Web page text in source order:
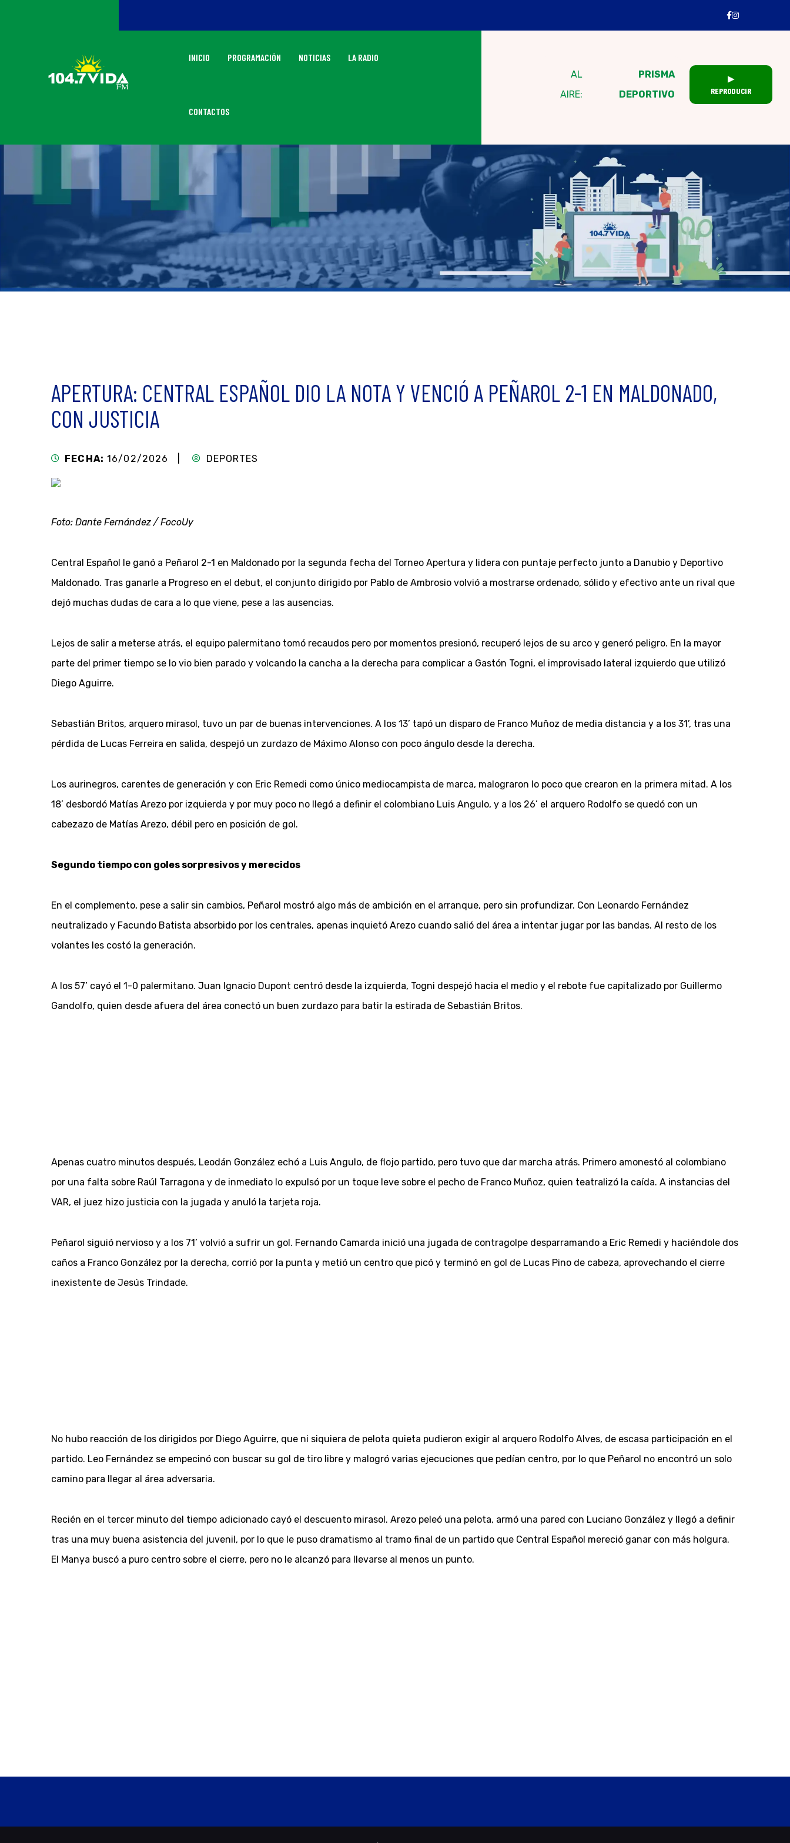
INICIO PROGRAMACIÓN NOTICIAS LA RADIO
CONTACTOS
AL
AIRE:
PRISMA
DEPORTIVO
▶
REPRODUCIR
APERTURA: CENTRAL ESPAÑOL DIO LA NOTA Y VENCIÓ A PEÑAROL 2-1 EN MALDONADO,
CON JUSTICIA
FECHA: 16/02/2026 | DEPORTES
Foto: Dante Fernández / FocoUy
Central Español le ganó a Peñarol 2-1 en Maldonado por la segunda fecha del Torneo Apertura y lidera con puntaje perfecto junto a Danubio y Deportivo
Maldonado. Tras ganarle a Progreso en el debut, el conjunto dirigido por Pablo de Ambrosio volvió a mostrarse ordenado, sólido y efectivo ante un rival que
dejó muchas dudas de cara a lo que viene, pese a las ausencias.
Lejos de salir a meterse atrás, el equipo palermitano tomó recaudos pero por momentos presionó, recuperó lejos de su arco y generó peligro. En la mayor
parte del primer tiempo se lo vio bien parado y volcando la cancha a la derecha para complicar a Gastón Togni, el improvisado lateral izquierdo que utilizó
Diego Aguirre.
Sebastián Britos, arquero mirasol, tuvo un par de buenas intervenciones. A los 13’ tapó un disparo de Franco Muñoz de media distancia y a los 31’, tras una
pérdida de Lucas Ferreira en salida, despejó un zurdazo de Máximo Alonso con poco ángulo desde la derecha.
Los aurinegros, carentes de generación y con Eric Remedi como único mediocampista de marca, malograron lo poco que crearon en la primera mitad. A los
18’ desbordó Matías Arezo por izquierda y por muy poco no llegó a definir el colombiano Luis Angulo, y a los 26’ el arquero Rodolfo se quedó con un
cabezazo de Matías Arezo, débil pero en posición de gol.
Segundo tiempo con goles sorpresivos y merecidos
En el complemento, pese a salir sin cambios, Peñarol mostró algo más de ambición en el arranque, pero sin profundizar. Con Leonardo Fernández
neutralizado y Facundo Batista absorbido por los centrales, apenas inquietó Arezo cuando salió del área a intentar jugar por las bandas. Al resto de los
volantes les costó la generación.
A los 57’ cayó el 1-0 palermitano. Juan Ignacio Dupont centró desde la izquierda, Togni despejó hacia el medio y el rebote fue capitalizado por Guillermo
Gandolfo, quien desde afuera del área conectó un buen zurdazo para batir la estirada de Sebastián Britos.
Apenas cuatro minutos después, Leodán González echó a Luis Angulo, de flojo partido, pero tuvo que dar marcha atrás. Primero amonestó al colombiano
por una falta sobre Raúl Tarragona y de inmediato lo expulsó por un toque leve sobre el pecho de Franco Muñoz, quien teatralizó la caída. A instancias del
VAR, el juez hizo justicia con la jugada y anuló la tarjeta roja.
Peñarol siguió nervioso y a los 71’ volvió a sufrir un gol. Fernando Camarda inició una jugada de contragolpe desparramando a Eric Remedi y haciéndole dos
caños a Franco González por la derecha, corrió por la punta y metió un centro que picó y terminó en gol de Lucas Pino de cabeza, aprovechando el cierre
inexistente de Jesús Trindade.
No hubo reacción de los dirigidos por Diego Aguirre, que ni siquiera de pelota quieta pudieron exigir al arquero Rodolfo Alves, de escasa participación en el
partido. Leo Fernández se empecinó con buscar su gol de tiro libre y malogró varias ejecuciones que pedían centro, por lo que Peñarol no encontró un solo
camino para llegar al área adversaria.
Recién en el tercer minuto del tiempo adicionado cayó el descuento mirasol. Arezo peleó una pelota, armó una pared con Luciano González y llegó a definir
tras una muy buena asistencia del juvenil, por lo que le puso dramatismo al tramo final de un partido que Central Español mereció ganar con más holgura.
El Manya buscó a puro centro sobre el cierre, pero no le alcanzó para llevarse al menos un punto.